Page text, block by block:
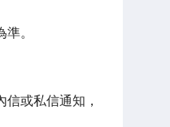
。
或私信通知，